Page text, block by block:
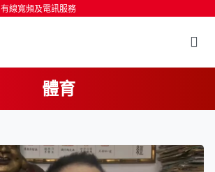
有線寬頻及電訊服務
體育
按輸入鍵開始搜尋